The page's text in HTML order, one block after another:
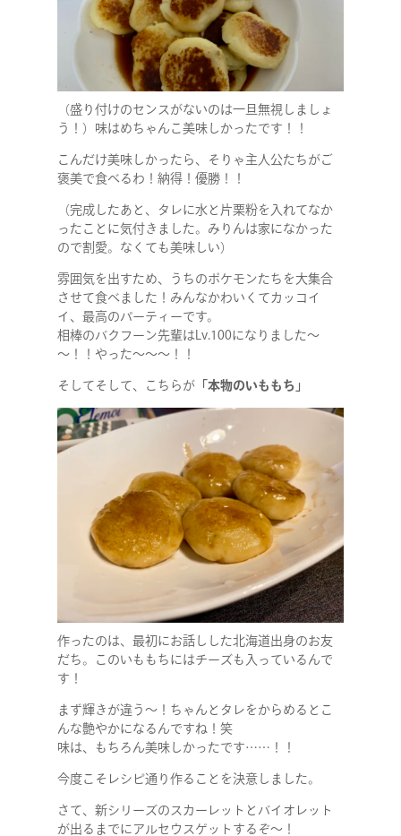
（盛り付けのセンスがないのは一旦無視しましょ
う！）味はめちゃんこ美味しかったです！！
こんだけ美味しかったら、そりゃ主人公たちがご
褒美で食べるわ！納得！優勝！！
（完成したあと、タレに水と片栗粉を入れてなか
ったことに気付きました。みりんは家になかった
ので割愛。なくても美味しい）
雰囲気を出すため、うちのポケモンたちを大集合
させて食べました！みんなかわいくてカッコイ
イ、最高のパーティーです。
相棒のバクフーン先輩はLv.100になりました～
～！！やった～～～！！
そしてそして、こちらが 「本物のいももち」
作ったのは、最初にお話しした北海道出身のお友
だち。このいももちにはチーズも入っているんで
す！
まず輝きが違う～！ちゃんとタレをからめるとこ
んな艶やかになるんですね！笑
味は、もちろん美味しかったです……！！
今度こそレシピ通り作ることを決意しました。
さて、新シリーズのスカーレットとバイオレット
が出るまでにアルセウスゲットするぞ～！